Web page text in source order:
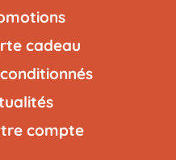
cadeau
compte